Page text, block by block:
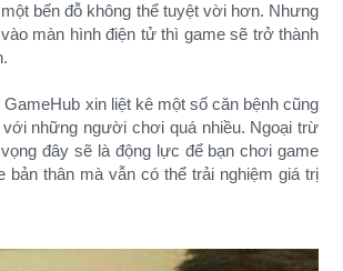
bến đỗ không thể tuyệt vời hơn. Nhưng
màn hình điện tử thì game sẽ trở thành
GameHub xin liệt kê một số căn bệnh cũng
những người chơi quá nhiều. Ngoại trừ
đây sẽ là động lực để bạn chơi game
thân mà vẫn có thể trải nghiệm giá trị